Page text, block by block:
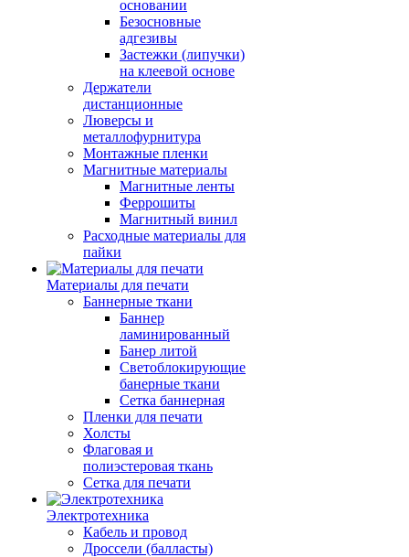
основании
Безосновные
адгезивы
Застежки (липучки)
на клеевой основе
Держатели
дистанционные
Люверсы и
металлофурнитура
Монтажные пленки
Магнитные материалы
Магнитные ленты
Феррошиты
Магнитный винил
Расходные материалы для
пайки
Материалы для печати
Баннерные ткани
Баннер
ламинированный
Банер литой
Светоблокирующие
банерные ткани
Сетка баннерная
Пленки для печати
Холсты
Флаговая и
полиэстеровая ткань
Сетка для печати
Электротехника
Кабель и провод
Дроссели (балласты)